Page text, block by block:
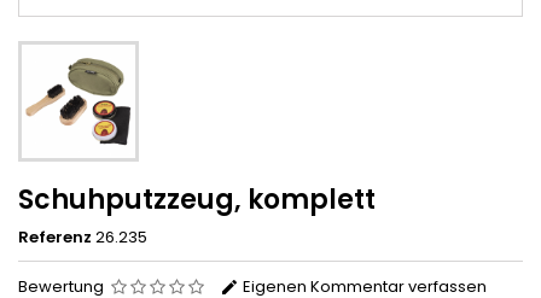
Schuhputzzeug, komplett
Referenz 26.235
Bewertung Eigenen Kommentar verfassen